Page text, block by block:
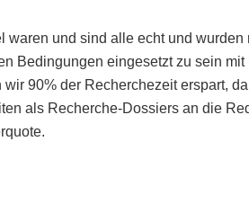
waren und sind alle echt und
Bedingungen eingesetzt zu sein
wir 90% der Recherchezeit erspart,
als Recherche-Dossiers an die